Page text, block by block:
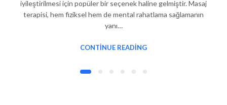
iyileştirilmesi için popüler bir seçenek haline gelmiştir. Masaj
terapisi, hem fiziksel hem de mental rahatlama sağlamanın
yanı…
CONTINUE READING